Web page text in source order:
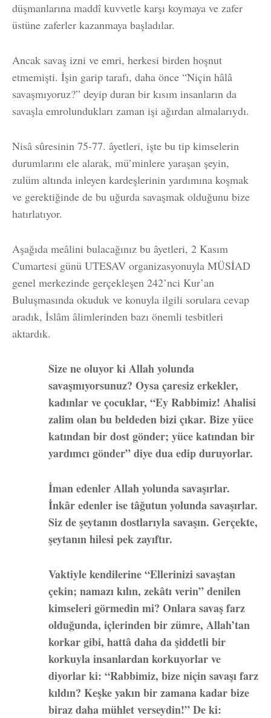
düşmanlarına maddî kuvvetle karşı koymaya ve zafer
üstüne zaferler kazanmaya başladılar.
Ancak savaş izni ve emri, herkesi birden hoşnut
etmemişti. İşin garip tarafı, daha önce “Niçin hâlâ
savaşmıyoruz?” deyip duran bir kısım insanların da
savaşla emrolundukları zaman işi ağırdan almalarıydı.
Nisâ sûresinin 75-77. âyetleri, işte bu tip kimselerin
durumlarını ele alarak, mü’minlere yaraşan şeyin,
zulüm altında inleyen kardeşlerinin yardımına koşmak
ve gerektiğinde de bu uğurda savaşmak olduğunu bize
hatırlatıyor.
Aşağıda meâlini bulacağınız bu âyetleri, 2 Kasım
Cumartesi günü UTESAV organizasyonuyla MÜSİAD
genel merkezinde gerçekleşen 242’nci Kur’an
Buluşmasında okuduk ve konuyla ilgili sorulara cevap
aradık, İslâm âlimlerinden bazı önemli tesbitleri
aktardık.
Size ne oluyor ki Allah yolunda
savaşmıyorsunuz? Oysa çaresiz erkekler,
kadınlar ve çocuklar, “Ey Rabbimiz! Ahalisi
zalim olan bu beldeden bizi çıkar. Bize yüce
katından bir dost gönder; yüce katından bir
yardımcı gönder” diye dua edip duruyorlar.
İman edenler Allah yolunda savaşırlar.
İnkâr edenler ise tâğutun yolunda savaşırlar.
Siz de şeytanın dostlarıyla savaşın. Gerçekte,
şeytanın hilesi pek zayıftır.
Vaktiyle kendilerine “Ellerinizi savaştan
çekin; namazı kılın, zekâtı verin” denilen
kimseleri görmedin mi? Onlara savaş farz
olduğunda, içlerinden bir zümre, Allah’tan
korkar gibi, hattâ daha da şiddetli bir
korkuyla insanlardan korkuyorlar ve
diyorlar ki: “Rabbimiz, bize niçin savaşı farz
kıldın? Keşke yakın bir zamana kadar bize
biraz daha mühlet verseydin!” De ki: